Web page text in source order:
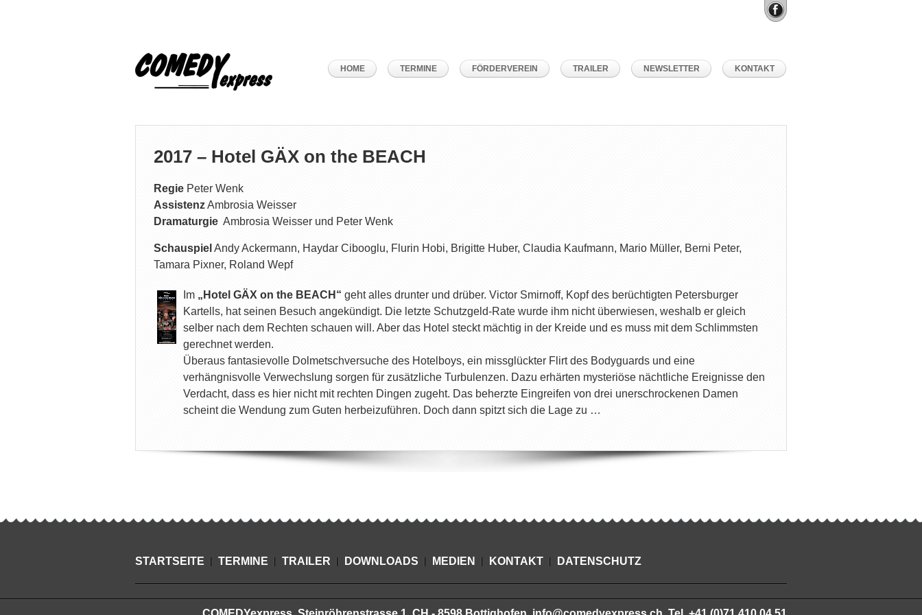
HOME TERMINE FÖRDERVEREIN TRAILER NEWSLETTER KONTAKT
2017 – Hotel GÄX on the BEACH
Regie Peter Wenk
AssistenzAmbrosia Weisser
Dramaturgie Ambrosia Weisser und Peter Wenk
Schauspiel Andy Ackermann, Haydar Cibooglu, Flurin Hobi, Brigitte Huber, Claudia Kaufmann, Mario Müller, Berni Peter,
Tamara Pixner, Roland Wepf
Im „Hotel GÄX on the BEACH“ geht alles drunter und drüber. Victor Smirnoff, Kopf des berüchtigten Petersburger
Kartells, hat seinen Besuch angekündigt. Die letzte Schutzgeld-Rate wurde ihm nicht überwiesen, weshalb er gleich
selber nach dem Rechten schauen will. Aber das Hotel steckt mächtig in der Kreide und es muss mit dem Schlimmsten
gerechnet werden.
Überaus fantasievolle Dolmetschversuche des Hotelboys, ein missglückter Flirt des Bodyguards und eine
verhängnisvolle Verwechslung sorgen für zusätzliche Turbulenzen. Dazu erhärten mysteriöse nächtliche Ereignisse den
Verdacht, dass es hier nicht mit rechten Dingen zugeht. Das beherzte Eingreifen von drei unerschrockenen Damen
scheint die Wendung zum Guten herbeizuführen. Doch dann spitzt sich die Lage zu …
STARTSEITE TERMINE TRAILER DOWNLOADS MEDIEN KONTAKT DATENSCHUTZ